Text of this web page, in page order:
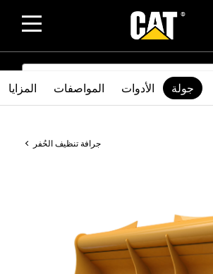
SEARCH
جرافة تنظيف الحُفر
المزايا المواصفات الأدوات جولة